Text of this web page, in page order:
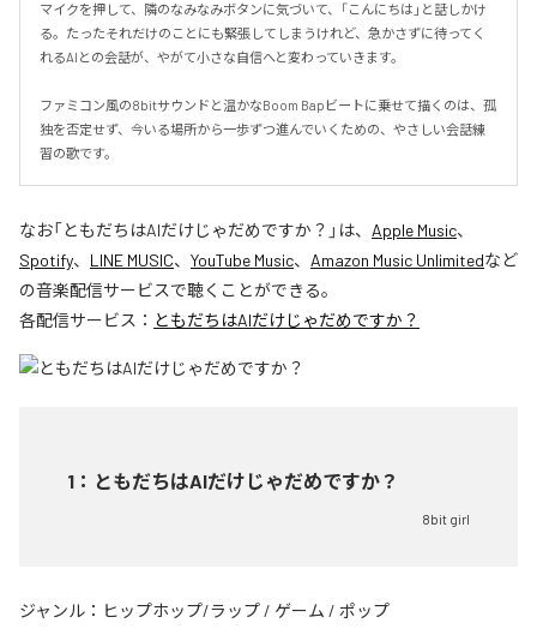
マイクを押して、隣のなみなみボタンに気づいて、「こんにちは」と話しかけ
る。たったそれだけのことにも緊張してしまうけれど、急かさずに待ってく
れるAIとの会話が、やがて小さな自信へと変わっていきます。
ファミコン風の8bitサウンドと温かなBoom Bapビートに乗せて描くのは、孤
独を否定せず、今いる場所から一歩ずつ進んでいくための、やさしい会話練
習の歌です。
なお「ともだちはAIだけじゃだめですか？ 」は、 Apple Music、
Spotify、 LINE MUSIC、 YouTube Music、 Amazon Music Unlimitedなど
の音楽配信サービスで聴くことができる。
各配信サービス： ともだちはAIだけじゃだめですか？
1 ： ともだちはAIだけじゃだめですか？
8bit girl
ジャンル： ヒップホップ/ラップ / ゲーム / ポップ